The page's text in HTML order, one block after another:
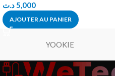
5,000د.ت
AJOUTER AU PANIER
YOOKIE